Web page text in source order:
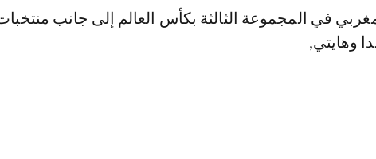
في المجموعة الثالثة بكأس العالم إلى جانب
وهايتي,